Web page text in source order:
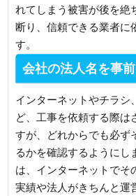
れてしまう被害が後を絶
断り、信頼できる業者に
す。
会社の法人名を事
インターネットやチラシ
ど、工事を依頼する際は
すが、どれからでも必ず
るかを確認するようにし
は、インターネットでそ
実績や法人がきちんと運